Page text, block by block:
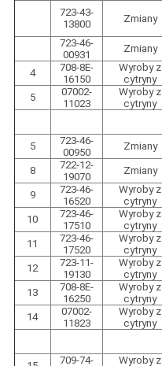
723-43-
13800
Zmiany
723-46-
00931
Zmiany
4
708-8E-
16150
Wyroby z
cytryny
5
07002-
11023
Wyroby z
cytryny
5
723-46-
00950
Zmiany
8
722-12-
19070
Zmiany
9
723-46-
16520
Wyroby z
cytryny
10
723-46-
17510
Wyroby z
cytryny
11
723-46-
17520
Wyroby z
cytryny
12
723-11-
19130
Wyroby z
cytryny
13
708-8E-
16250
Wyroby z
cytryny
14
07002-
11823
Wyroby z
cytryny
709-74-
Wyroby z